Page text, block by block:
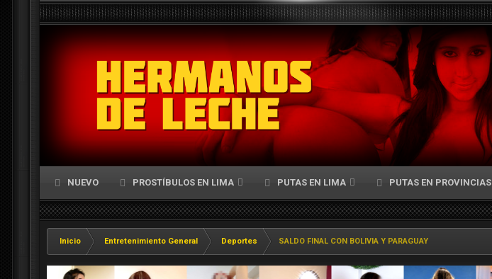
NUEVO PROSTÍBULOS EN LIMA PUTAS EN LIMA PUTAS EN PROVINCIAS
Inicio Entretenimiento General Deportes SALDO FINAL CON BOLIVIA Y PARAGUAY